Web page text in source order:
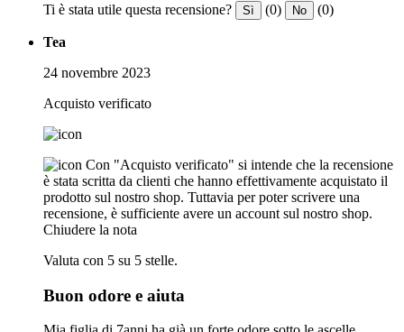
Ti è stata utile questa recensione? Sì (0) No (0)
Tea
24 novembre 2023
Acquisto verificato
Con "Acquisto verificato" si intende che la recensione
è stata scritta da clienti che hanno effettivamente acquistato il
prodotto sul nostro shop. Tuttavia per poter scrivere una
recensione, è sufficiente avere un account sul nostro shop.
Chiudere la nota
Valuta con 5 su 5 stelle.
Buon odore e aiuta